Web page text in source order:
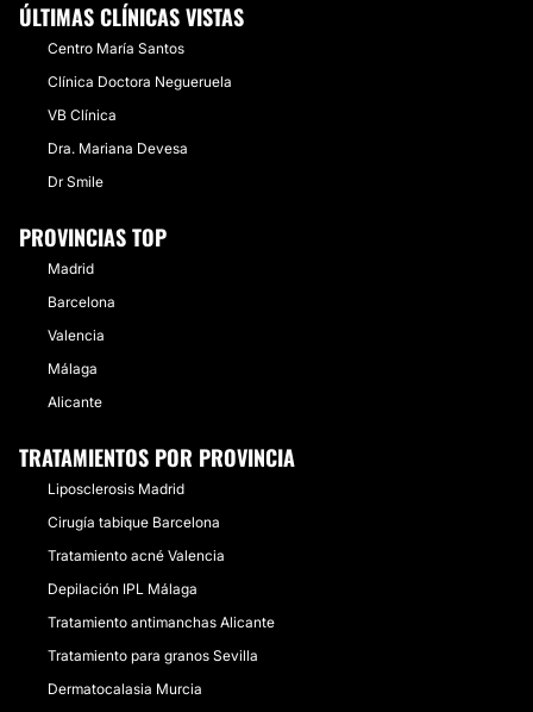
ÚLTIMAS CLÍNICAS VISTAS
Centro María Santos
Clínica Doctora Negueruela
VB Clínica
Dra. Mariana Devesa
Dr Smile
PROVINCIAS TOP
Madrid
Barcelona
Valencia
Málaga
Alicante
TRATAMIENTOS POR PROVINCIA
Liposclerosis Madrid
Cirugía tabique Barcelona
Tratamiento acné Valencia
Depilación IPL Málaga
Tratamiento antimanchas Alicante
Tratamiento para granos Sevilla
Dermatocalasia Murcia